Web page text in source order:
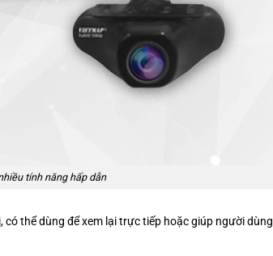
tính năng hấp dẫn
thể dùng để xem lại trực tiếp hoặc giúp người dùng